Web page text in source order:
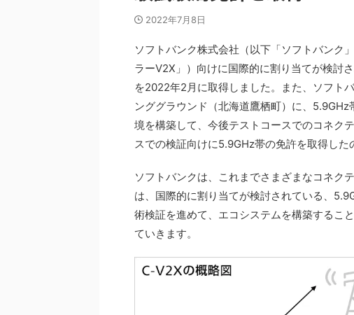
2022年7月8日
ソフトバンク株式会社（以下「ソフトバンク
ラーV2X」）向けに国際的に割り当てが検討
を2022年2月に取得しました。また、ソフト
ンググラウンド（北海道鷹栖町）に、
境を構築して、今後テストコースでのコネク
スでの検証向けに5.9GHz帯の免許を取得した
ソフトバンクは、これまでさまざまなコネク
は、国際的に割り当てが検討されている、
術検証を進めて、エコシステムを構築するこ
ていきます。